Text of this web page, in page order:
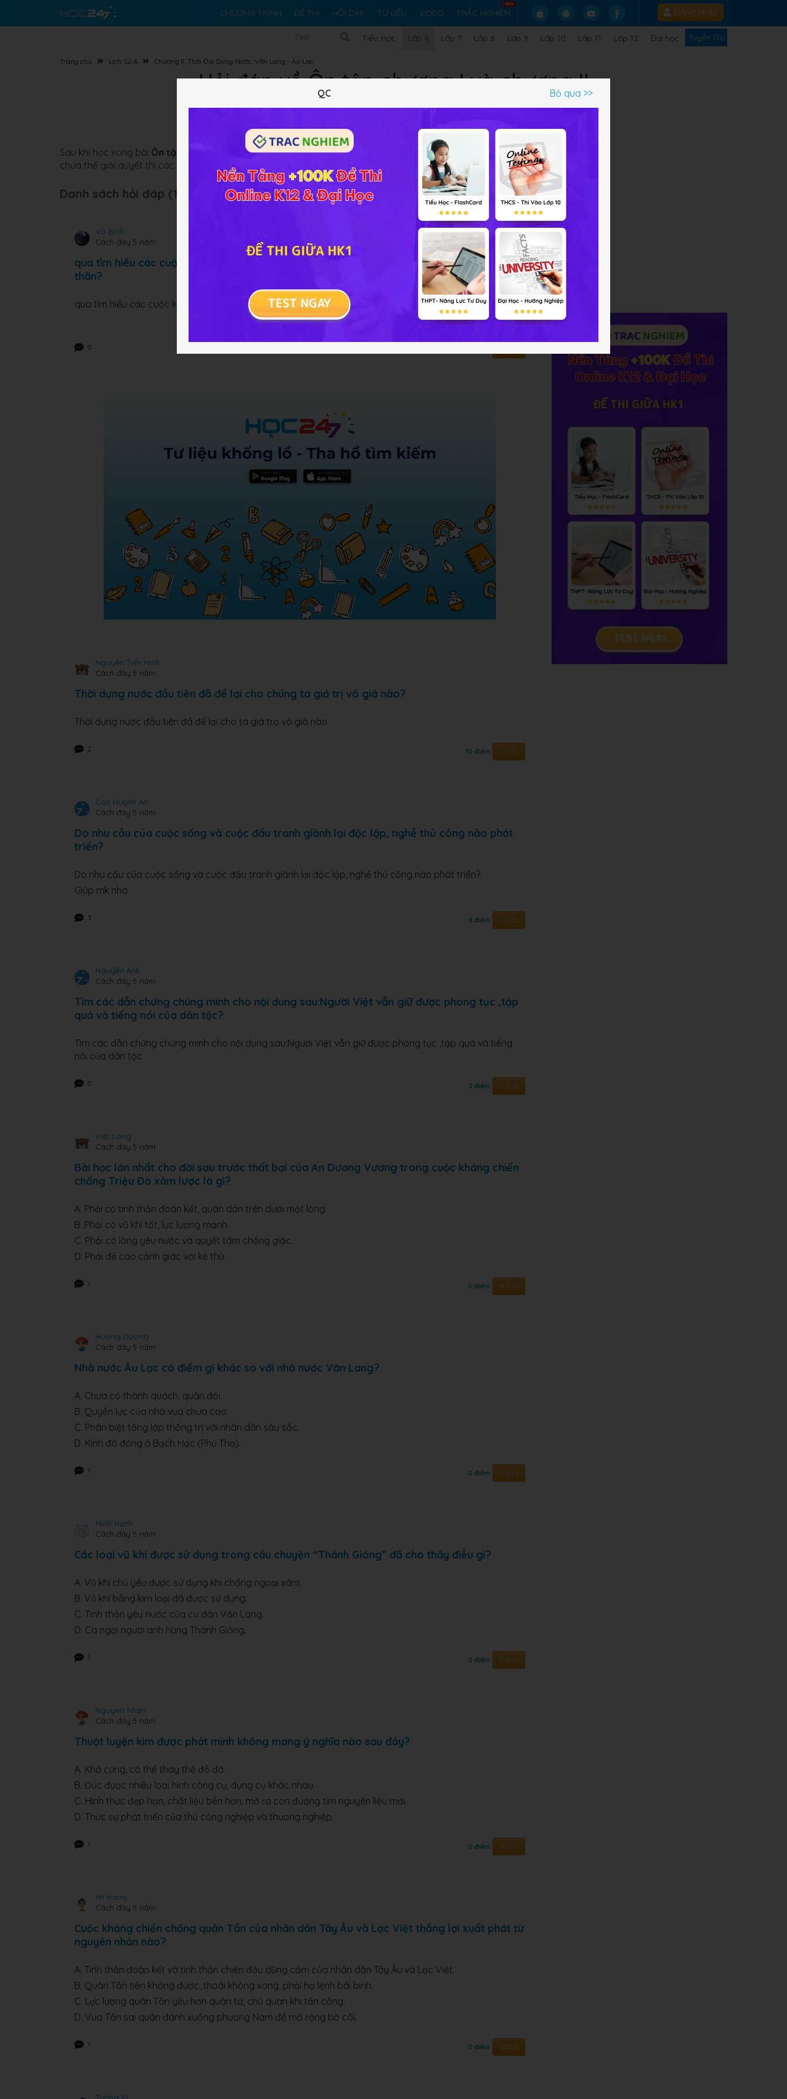
CHƯƠNG TRÌNH ĐỀ THI HỎI ĐÁP TƯ LIỆU VIDEO TRẮC NGHIỆM Đăng nhập
Tiểu Học Lớp 6 Lớp 7 Lớp 8 Lớp 9 Lớp 10 Lớp 11 Lớp 12 Đại học Tuyển GV
Trang chủ Lịch Sử 6 Chương II: Thời Đại Dựng Nước: Văn Lang - Âu Lạc
Hỏi đáp về Ôn tập chương I và chương II
Sau khi học xong bài Ôn tập chương I và chương IInếu các em có những khó khăn, thắc mắc liên quan đến bài
chưa thể giải quyết thì các em có thể đặt câu hỏi để được giải đáp thắc mắc.
Danh sách hỏi đáp (136 câu):
Võ Bình
Cách đây 5 năm
qua tìm hiểu các cuộc khởi nghĩa của nhân dân ta, em đã rút ra được bài học gì cho bản
thân?
qua tìm hiểu các cuộc khởi nghĩa của nhân dân ta, em đã rút ra được bài học gì cho bản thân
0
Nguyễn Tiến Minh
Cách đây 5 năm
Thời dựng nước đầu tiên đã để lại cho chúng ta giá trị vô giá nào?
Thời dựng nước đầu tiên đã để lại cho ta giá trọ vô giá nào
2 10 điểm Trả lời
Cao Huynh An
Cách đây 5 năm
Do nhu cầu của cuộc sống và cuộc đấu tranh giành lại độc lập, nghề thủ công nào phát
triển?
Do nhu cầu của cuộc sống và cuộc đấu tranh giành lại độc lập, nghề thủ công nào phát triển?
Giúp mk nha
3 8 điểm Trả lời
Nguyễn Ánh
Cách đây 5 năm
Tìm các dẫn chứng chúng minh cho nội dung sau:Người Việt vẫn giữ được phong tục ,tập
quá và tiếng nói của dân tộc?
Tìm các dẫn chứng chúng minh cho nội dung sau:Người Việt vẫn giữ được phong tục ,tập quá và tiếng
nói của dân tộc
0 2 điểm Trả lời
Việt Long
Cách đây 5 năm
Bài học lớn nhất cho đời sau trước thất bại của An Dương Vương trong cuộc kháng chiến
chống Triệu Đà xâm lược là gì?
A. Phải có tinh thần đoàn kết, quân dân trên dưới một lòng.
B. Phải có vũ khí tốt, lực lượng mạnh.
C. Phải có lòng yêu nước và quyết tâm chống giặc.
D. Phải đề cao cảnh giác với kẻ thù.
1 0 điểm Trả lời
Huong Duong
Cách đây 5 năm
Nhà nước Âu Lạc có điểm gì khác so với nhà nước Văn Lang?
A. Chưa có thành quách, quân đội.
B. Quyền lực của nhà vua chưa cao.
C. Phân biệt tầng lớp thống trị với nhân dân sâu sắc.
D. Kinh đô đóng ở Bạch Hạc (Phú Thọ).
1 0 điểm Trả lời
Minh Hanh
Cách đây 5 năm
Các loại vũ khí được sử dụng trong câu chuyện “Thánh Gióng” đã cho thấy điều gì?
A. Vũ khí chủ yếu được sử dụng khi chống ngoại xâm.
B. Vũ khí bằng kim loại đã được sử dụng.
C. Tinh thần yêu nước của cư dân Văn Lang.
D. Ca ngợi người anh hùng Thánh Gióng.
1 0 điểm Trả lời
Nguyen Nhan
Cách đây 5 năm
Thuật luyện kim được phát minh không mang ý nghĩa nào sau đây?
A. Khá cứng, có thể thay thế đồ đá.
B. Đúc được nhiều loại hình công cụ, dụng cụ khác nhau.
C. Hình thức đẹp hơn, chất liệu bền hơn, mở ra con đường tìm nguyên liệu mới.
D. Thúc sự phát triển của thủ công nghiệp và thương nghiệp.
1 0 điểm Trả lời
thi trang
Cách đây 5 năm
Cuộc kháng chiến chống quân Tần của nhân dân Tây Âu và Lạc Việt thắng lợi xuất phát từ
nguyên nhân nào?
A. Tinh thần đoàn kết và tinh thần chiến đấu dũng cảm của nhân dân Tây Âu và Lạc Việt.
B. Quân Tần tiến không được, thoái không xong, phải hạ lệnh bãi binh.
C. Lực lượng quân Tần yếu hơn quân ta, chủ quan khi tấn công.
D. Vua Tần sai quân đánh xuống phương Nam để mở rộng bờ cõi.
1 0 điểm Trả lời
QC Bỏ qua >>